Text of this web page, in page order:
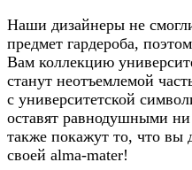
Наши дизайнеры не
предмет гардероба,
Вам коллекцию
станут неотъемлемой
с университетской
оставят равнодушными
также покажут то, что вы
своей alma-mater!